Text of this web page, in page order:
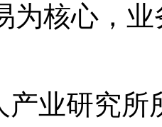
为核心，
产业研究所